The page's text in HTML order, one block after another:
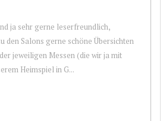
ja sehr gerne leserfreundlich,
den Salons gerne schöne Übersichten
jeweiligen Messen (die wir ja mit
Heimspiel in G...